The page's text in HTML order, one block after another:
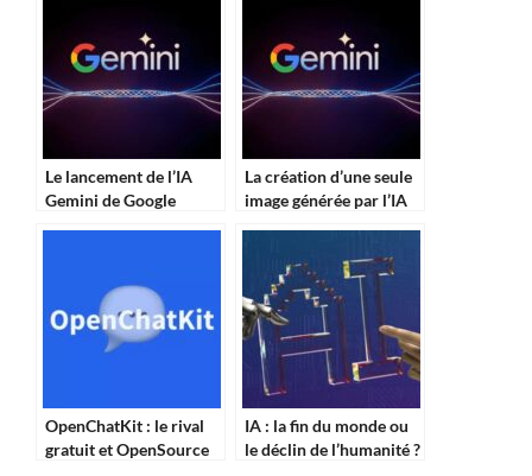
Le lancement de l’IA
Gemini de Google
les détails ici !
La création d’une seule
image générée par l’IA
recharge d’un
smartphone
OpenChatKit : le rival
gratuit et OpenSource
IA : la fin du monde ou
le déclin de l’humanité ?